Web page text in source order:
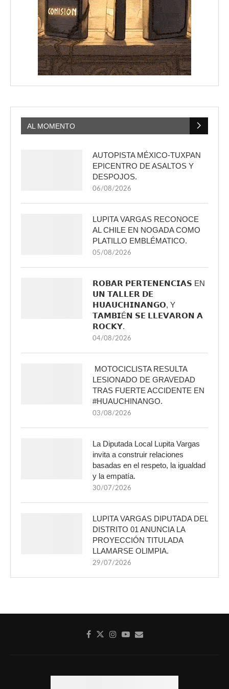
AL MOMENTO
AUTOPISTA MÉXICO-TUXPAN
EPICENTRO DE ASALTOS Y
DESPOJOS.
06/08/2026
LUPITA VARGAS RECONOCE
AL CHILE EN NOGADA COMO
PLATILLO EMBLÉMATICO.
05/08/2026
𝗥𝗢𝗕𝗔𝗥 𝗣𝗘𝗥𝗧𝗘𝗡𝗘𝗡𝗖𝗜𝗔𝗦 EN
𝗨𝗡 𝗧𝗔𝗟𝗟𝗘𝗥 𝗗𝗘
𝗛𝗨𝗔𝗨𝗖𝗛𝗜𝗡𝗔𝗡𝗚𝗢, Y
𝗧𝗔𝗠𝗕𝗜É𝗡 𝗦𝗘 𝗟𝗟𝗘𝗩𝗔𝗥𝗢𝗡 𝗔
𝗥𝗢𝗖𝗞𝗬.
04/08/2026
MOTOCICLISTA RESULTA
LESIONADO DE GRAVEDAD
TRAS FUERTE ACCIDENTE EN
#HUAUCHINANGO.
03/08/2026
La Diputada Local Lupita Vargas
invita a construir relaciones
basadas en el respeto, la igualdad
y la empatía.
30/07/2026
LUPITA VARGAS DIPUTADA DEL
DISTRITO 01 ANUNCIA LA
PROYECCIÓN TITULADA
LLAMARSE OLIMPIA.
29/07/2026